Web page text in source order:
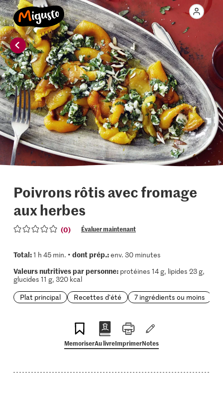
Poivrons rôtis avec fromage
aux herbes
(0) Évaluer maintenant
Total:1 h 45 min. • dont prép.:env. 30 minutes
Valeurs nutritives par personne:protéines 14 g, lipides 23 g,
glucides 11 g, 320 kcal
Plat principal
Recettes d'été 7 ingrédients ou moins
MemoriserAu livreImprimerNotes